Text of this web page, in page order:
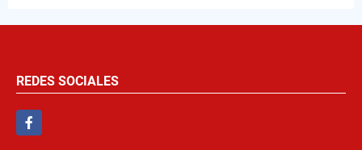
REDES SOCIALES
Facebook